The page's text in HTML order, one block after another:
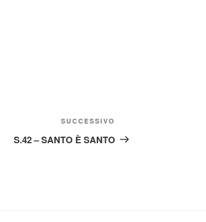
successivo
SUCCESSIVO
S.42 – SANTO È SANTO